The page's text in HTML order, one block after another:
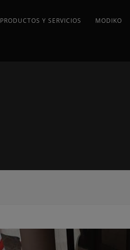
PRODUCTOS Y SERVICIOS MODIKO